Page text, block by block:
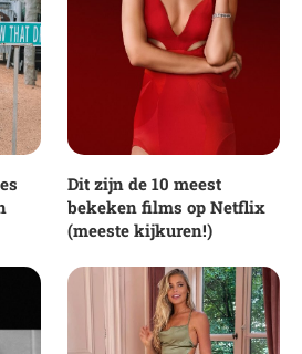
Dit zijn de 10 meest
bekeken films op Netflix
(meeste kijkuren!)